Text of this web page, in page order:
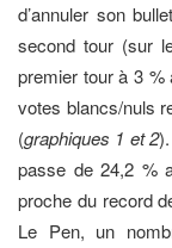
d’annuler son
second tour (sur
premier tour à 3 %
votes blancs/nuls
(graphiques 1 et 2
passe de 24,2 %
proche du record
Le Pen, un